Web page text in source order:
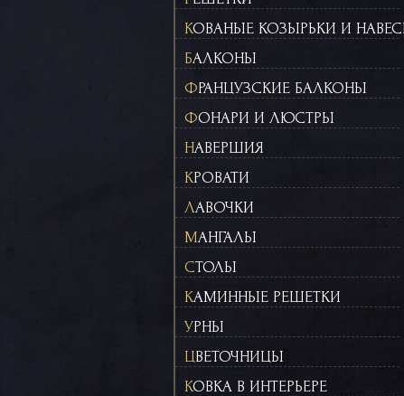
КОВАНЫЕ КОЗЫРЬКИ И
БАЛКОНЫ
ФРАНЦУЗСКИЕ БАЛКОНЫ
ФОНАРИ И ЛЮСТРЫ
НАВЕРШИЯ
КРОВАТИ
ЛАВОЧКИ
МАНГАЛЫ
СТОЛЫ
КАМИННЫЕ РЕШЕТКИ
УРНЫ
ЦВЕТОЧНИЦЫ
КОВКА В ИНТЕРЬЕРЕ